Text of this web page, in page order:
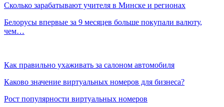
Сколько зарабатывают учителя в Минске и регионах
Белорусы впервые за 9 месяцев больше покупали валюту,
чем…
Как правильно ухаживать за салоном автомобиля
Каково значение виртуальных номеров для бизнеса?
Рост популярности виртуальных номеров